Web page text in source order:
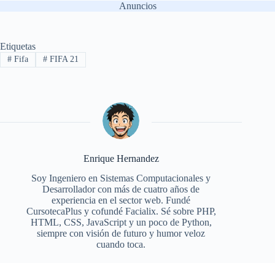
Anuncios
Etiquetas
#Fifa #FIFA 21
Enrique Hernandez
Soy Ingeniero en Sistemas Computacionales y
Desarrollador con más de cuatro años de
experiencia en el sector web. Fundé
CursotecaPlus y cofundé Facialix. Sé sobre PHP,
HTML, CSS, JavaScript y un poco de Python,
siempre con visión de futuro y humor veloz
cuando toca.